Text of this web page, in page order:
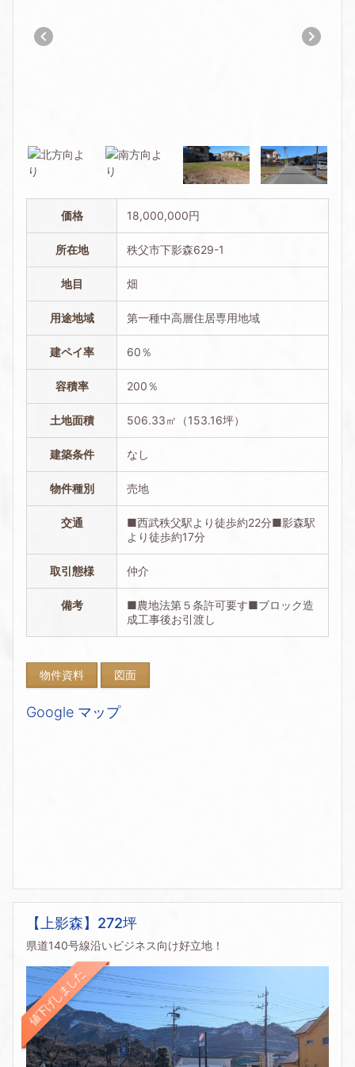
価格 18,000,000円
所在地 秩父市下影森629-1
地目 畑
用途地域 第一種中高層住居専用地域
建ペイ率 60％
容積率 200％
土地面積 506.33㎡（153.16坪）
建築条件 なし
物件種別 売地
交通
■西武秩父駅より徒歩約22分■影森駅
より徒歩約17分
取引態様 仲介
備考
■農地法第５条許可要す■ブロック造
成工事後お引渡し
物件資料 図面
Google マップ
【上影森】272坪
県道140号線沿いビジネス向け好立地！
値下げしました